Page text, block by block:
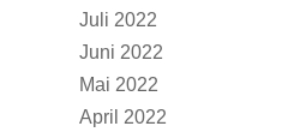
Juli 2022
Juni 2022
Mai 2022
April 2022